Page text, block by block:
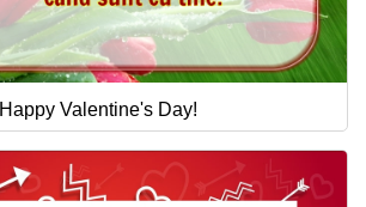
Happy Valentine's Day!